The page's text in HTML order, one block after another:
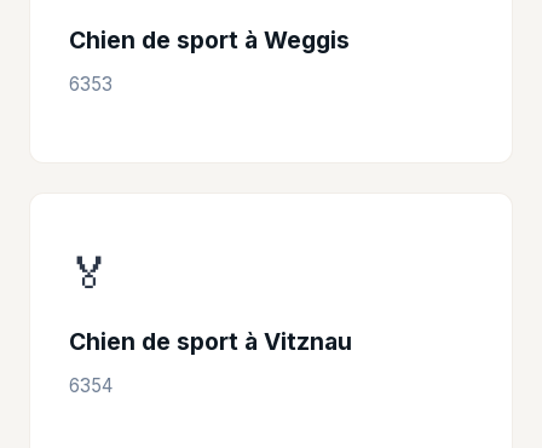
Chien de sport à Weggis
6353
🏅
Chien de sport à Vitznau
6354